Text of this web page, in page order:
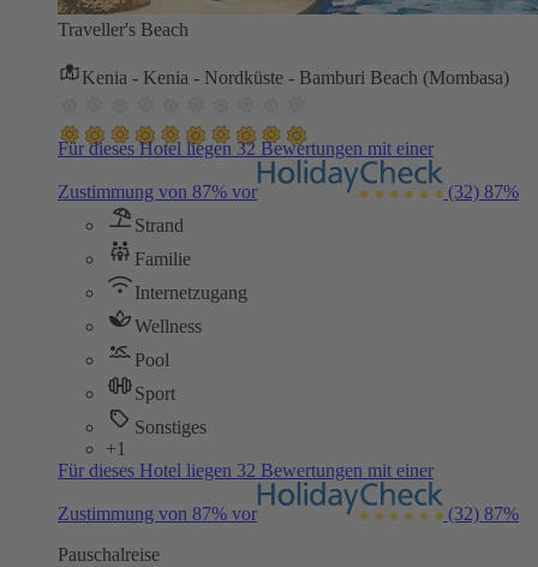
Traveller's Beach
Kenia - Kenia - Nordküste - Bamburi Beach (Mombasa)
Für dieses Hotel liegen 32 Bewertungen mit einer
Zustimmung von 87% vor (32) 87%
Strand
Familie
Internetzugang
Wellness
Pool
Sport
Sonstiges
+1
Für dieses Hotel liegen 32 Bewertungen mit einer
Zustimmung von 87% vor (32) 87%
Pauschalreise